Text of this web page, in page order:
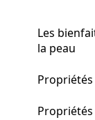
Les
la peau